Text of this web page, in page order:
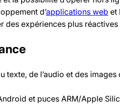
d’applications web et
des expériences plus réactives
texte, de l’audio et des images
et puces ARM/Apple